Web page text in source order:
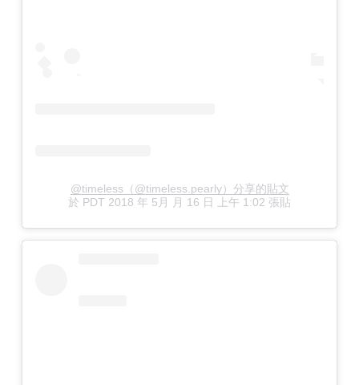
@timeless（@timeless.pearly）分享的貼文
於 PDT 2018 年 5月 月 16 日 上午 1:02 張貼